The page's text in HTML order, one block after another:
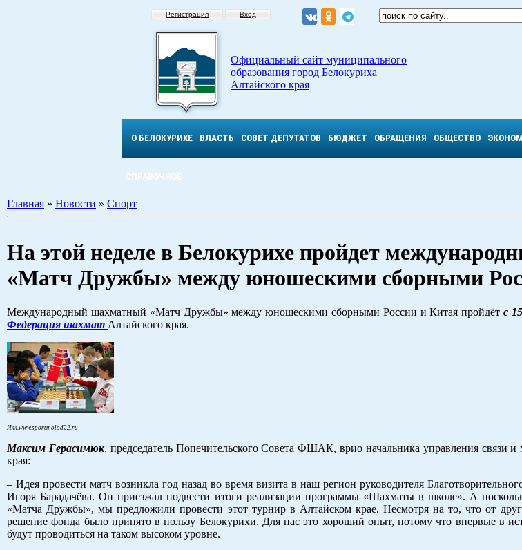
Регистрация Вход
Официальный сайт муниципального
образования город Белокуриха
Алтайского края
О БЕЛОКУРИХЕ ВЛАСТЬ СОВЕТ ДЕПУТАТОВ БЮДЖЕТ ОБРАЩЕНИЯ ОБЩЕСТВО
СПРАВОЧНОЕ
Главная » Новости » Спорт
На этой неделе в Белокурихе пройдет
«Матч Дружбы» между юношескими сборными
Международный шахматный «Матч Дружбы» между юношескими сборными России и Китая пройдётс
Федерация шахмат Алтайского края.
Илл.www.sportmolod22.ru
Максим Герасимюк, председатель Попечительского Совета ФШАК, врио начальника управления связи
края:
– Идея провести матч возникла год назад во время визита в наш регион руководителя
Игоря Барадачёва. Он приезжал подвести итоги реализации программы «Шахматы в школе». А
«Матча Дружбы», мы предложили провести этот турнир в Алтайском крае. Несмотря на то, что от
решение фонда было принято в пользу Белокурихи. Для нас это хороший опыт, потому что впервые в
будут проводиться на таком высоком уровне.